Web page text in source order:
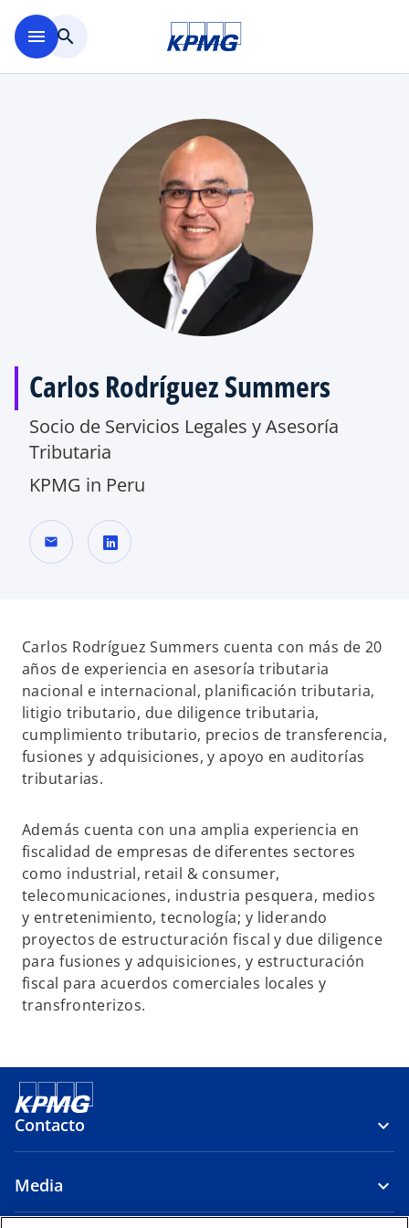
menu search
Carlos Rodríguez Summers
Socio de Servicios Legales y Asesoría
Tributaria
KPMG in Peru
mail
b
r
e
e
n
u
n
e
s
u
a
Carlos Rodríguez Summers cuenta con más de 20
años de experiencia en asesoría tributaria
nacional e internacional, planificación tributaria,
litigio tributario, due diligence tributaria,
cumplimiento tributario, precios de transferencia,
fusiones y adquisiciones, y apoyo en auditorías
tributarias.
Además cuenta con una amplia experiencia en
fiscalidad de empresas de diferentes sectores
como industrial, retail & consumer,
telecomunicaciones, industria pesquera, medios
y entretenimiento, tecnología; y liderando
proyectos de estructuración fiscal y due diligence
para fusiones y adquisiciones, y estructuración
fiscal para acuerdos comerciales locales y
transfronterizos.
Contacto
Media